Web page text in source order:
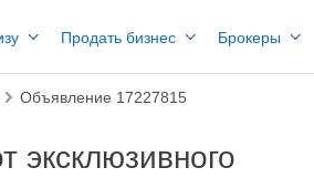
Продать бизнес Брокеры
Объявление 17227815
эксклюзивного